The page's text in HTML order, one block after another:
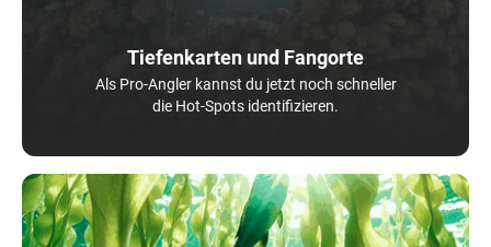
Tiefenkarten und Fangorte
Als Pro-Angler kannst du jetzt noch schneller
die Hot-Spots identifizieren.